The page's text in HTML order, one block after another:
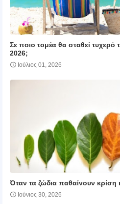
Σε ποιο τομέα θα σταθεί τυχερό
2026;
Ιούλιος 01, 2026
Όταν τα ζώδια παθαίνουν κρίση
Ιούνιος 30, 2026